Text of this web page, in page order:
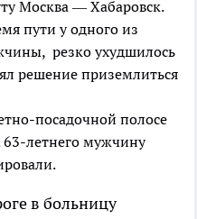
Москва — Хабаровск.
пути у одного из
резко ухудшилось
решение приземлиться
посадочной полосе
63-летнего мужчину
в больницу